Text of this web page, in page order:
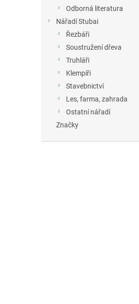
Odborná literatura
Nářadí Stubai
Řezbáři
Soustružení dřeva
Truhláři
Klempíři
Stavebnictví
Les, farma, zahrada
Ostatní nářadí
Značky